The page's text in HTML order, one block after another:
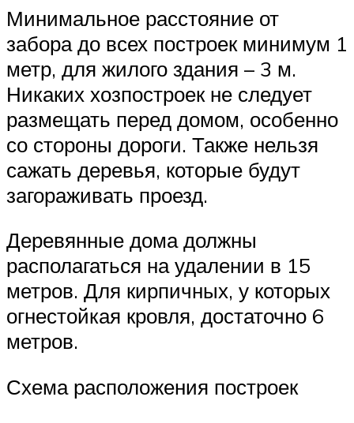
Минимальное расстояние от
забора до всех построек минимум 1
метр, для жилого здания – 3 м.
Никаких хозпостроек не следует
размещать перед домом, особенно
со стороны дороги. Также нельзя
сажать деревья, которые будут
загораживать проезд.
Деревянные дома должны
располагаться на удалении в 15
метров. Для кирпичных, у которых
огнестойкая кровля, достаточно 6
метров.
Схема расположения построек